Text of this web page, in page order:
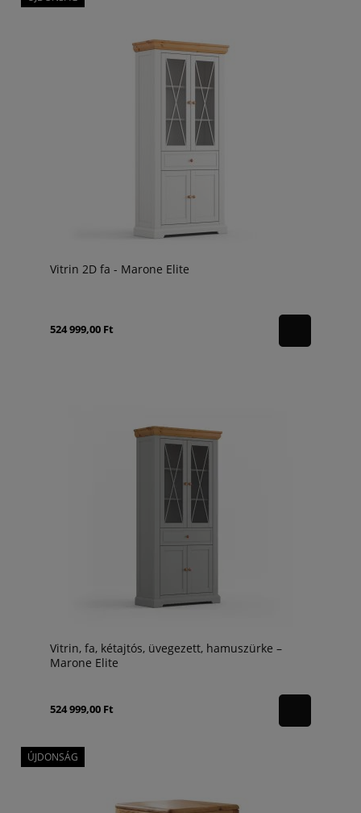
Vitrin 2D fa - Marone Elite
524 999,00 Ft
Vitrin, fa, kétajtós, üvegezett, hamuszürke –
Marone Elite
524 999,00 Ft
ÚJDONSÁG